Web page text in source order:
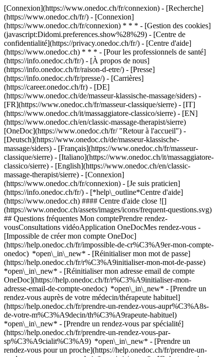
[Connexion](https://www.onedoc.ch/fr/connexion) - [Recherche]
(https://www.onedoc.ch/fr/) - [Connexion]
(https://www.onedoc.ch/fr/connexion) * * * - [Gestion des cookies]
(javascript:Didomi.preferences.show%28%29) - [Centre de
confidentialité](https://privacy.onedoc.ch/fr/) - [Centre d'aide]
(https://www.onedoc.ch) * * * - [Pour les professionnels de santé]
(https://info.onedoc.ch/fr/) - [À propos de nous]
(https://info.onedoc.ch/fr/raison-d-etre/) - [Presse]
(https://info.onedoc.ch/fr/presse/) - [Carrières]
(https://career.onedoc.ch/fr) - [DE]
(https://www.onedoc.ch/de/masseur-klassische-massage/siders) -
[FR](https://www.onedoc.ch/fr/masseur-classique/sierre) - [IT]
(https://www.onedoc.ch/it/massaggiatore-classico/sierre) - [EN]
(https://www.onedoc.ch/en/classic-massage-therapist/sierre)
[OneDoc](https://www.onedoc.ch/fr/ "Retour à l'accueil") -
[Deutsch](https://www.onedoc.ch/de/masseur-klassische-
massage/siders) - [Français](https://www.onedoc.ch/fr/masseur-
classique/sierre) - [Italiano](https://www.onedoc.ch/it/massaggiatore-
classico/sierre) - [English](https://www.onedoc.ch/en/classic-
massage-therapist/sierre) - [Connexion]
(https://www.onedoc.ch/fr/connexion) - [Je suis praticien]
(https://info.onedoc.ch/fr/) - [*help\_outline*Centre d'aide]
(https://www.onedoc.ch) #### Centre d'aide close ![]
(https://www.onedoc.ch/assets/images/icons/frequent-questions.svg)
## Questions fréquentes Mon comptePrendre rendez-
vousConsultations vidéoApplication OneDocMes rendez-vous -
[Impossible de créer mon compte OneDoc]
(https://help.onedoc.ch/fr/impossible-de-cr%C3%A9er-mon-compte-
onedoc) *open\_in\_new* - [Réinitialiser mon mot de passe]
(https://help.onedoc.ch/fr/r%C3%A9initialiser-mon-mot-de-passe)
*open\_in\_new* - [Réinitialiser mon adresse email de compte
OneDoc](https://help.onedoc.ch/fr/r%C3%A9initialiser-mon-
adresse-email-de-compte-onedoc) *open\_in\_new* - [Prendre un
rendez-vous auprès de votre médecin/thérapeute habituel]
(https://help.onedoc.ch/fr/prendre-un-rendez-vous-aupr%C3%A8s-
de-votre-m%C3%A9decin/th%C3%A9rapeute-habituel)
*open\_in\_new* - [Prendre un rendez-vous par spécialité]
(https://help.onedoc.ch/fr/prendre-un-rendez-vous-par-
sp%C3%A9cialit%C3%A9) *open\_in\_new* - [Prendre un
rendez-vous pour un proche](https://help.onedoc.ch/fr/prendre-un-